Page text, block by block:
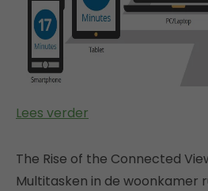
Lees verder
The Rise of the Connected
Multitasken in de woonkamer